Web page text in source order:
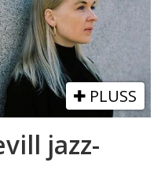
PLUSS
jazz-